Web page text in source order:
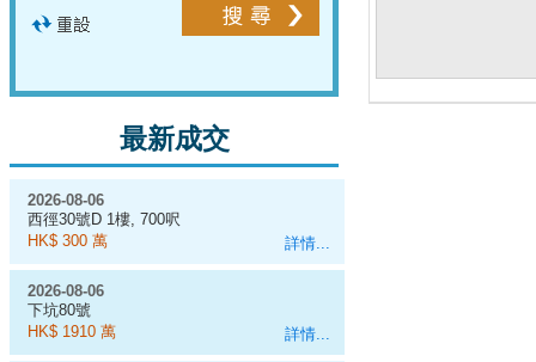
最新成交
詳情...
2026-08-06
西徑30號D 1樓, 700呎
HK$ 300 萬
詳情...
2026-08-06
下坑80號
HK$ 1910 萬